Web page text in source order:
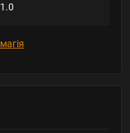
1.0
магія